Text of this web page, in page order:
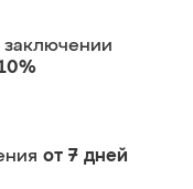
заключении
от 7 дней